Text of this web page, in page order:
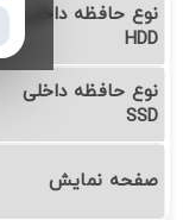
نوع حافظه داخلی
HDD
نوع حافظه داخلی
SSD
صفحه نمایش